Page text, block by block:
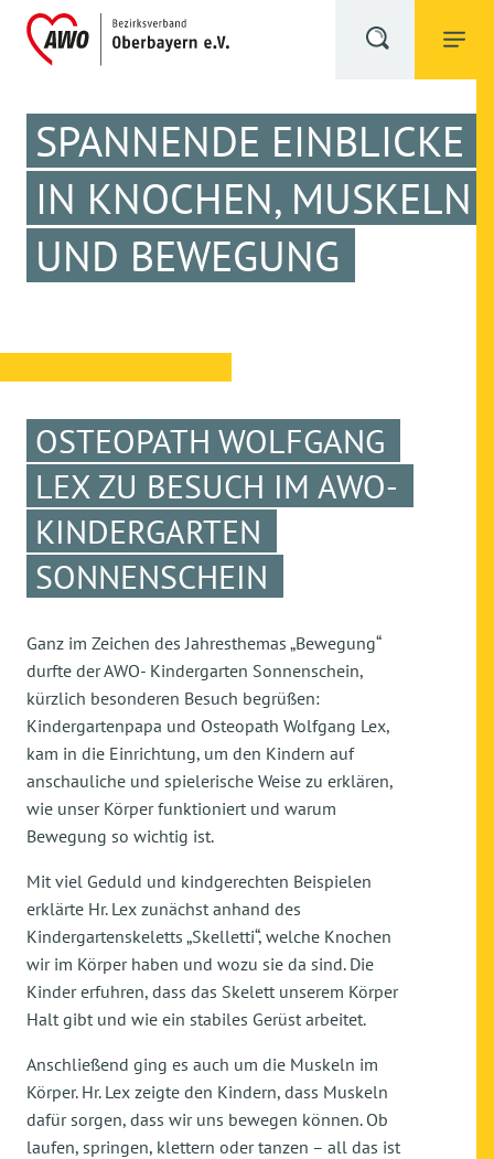
SPANNENDE EINBLICKE
IN KNOCHEN, MUSKELN
UND BEWEGUNG
OSTEOPATH WOLFGANG
LEX ZU BESUCH IM AWO-
KINDERGARTEN
SONNENSCHEIN
Ganz im Zeichen des Jahresthemas „Bewegung“
durfte der AWO- Kindergarten Sonnenschein,
kürzlich besonderen Besuch begrüßen:
Kindergartenpapa und Osteopath Wolfgang Lex,
kam in die Einrichtung, um den Kindern auf
anschauliche und spielerische Weise zu erklären,
wie unser Körper funktioniert und warum
Bewegung so wichtig ist.
Mit viel Geduld und kindgerechten Beispielen
erklärte Hr. Lex zunächst anhand des
Kindergartenskeletts „Skelletti“, welche Knochen
wir im Körper haben und wozu sie da sind. Die
Kinder erfuhren, dass das Skelett unserem Körper
Halt gibt und wie ein stabiles Gerüst arbeitet.
Anschließend ging es auch um die Muskeln im
Körper. Hr. Lex zeigte den Kindern, dass Muskeln
dafür sorgen, dass wir uns bewegen können. Ob
laufen, springen, klettern oder tanzen – all das ist